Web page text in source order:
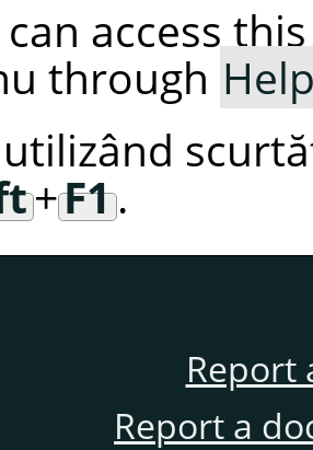
can access
through
+F1.
Report
Report a